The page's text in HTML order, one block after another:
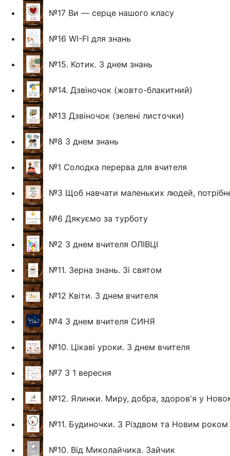
№17 Ви — серце нашого класу
№16 WI-FI для знань
№15. Котик. З днем знань
№14. Дзвіночок (жовто-блакитний)
№13 Дзвіночок (зелені листочки)
№8 З днем знань
№1 Солодка перерва для вчителя
№3 Щоб навчати маленьких людей,
№6 Дякуємо за турботу
№2 З днем вчителя ОЛІВЦІ
№11. Зерна знань. Зі святом
№12 Квіти. З днем вчителя
№4 З днем вчителя СИНЯ
№10. Цікаві уроки. З днем вчителя
№7 З 1 вересня
№12. Ялинки. Миру, добра, здоров'я у
№11. Будиночки. З Різдвом та Новим роком
№10. Від Миколайчика. Зайчик